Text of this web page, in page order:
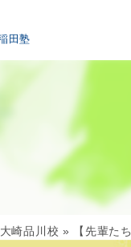
田塾
崎品川校 » 【先輩た